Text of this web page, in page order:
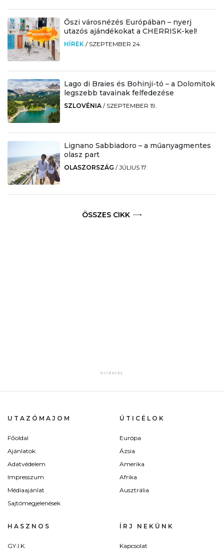
Őszi városnézés Európában – nyerj
utazós ajándékokat a CHERRISK-kel!
HÍREK / SZEPTEMBER 24.
Lago di Braies és Bohinji-tó – a Dolomitok
legszebb tavainak felfedezése
SZLOVÉNIA / SZEPTEMBER 19.
Lignano Sabbiadoro – a műanyagmentes
olasz part
OLASZORSZÁG /JÚLIUS 17.
ÖSSZES CIKK
UTAZÓMAJOM
Főoldal
Ajánlatok
Adatvédelem
Impresszum
Médiaajánlat
Sajtómegjelenések
ÚTICÉLOK
Európa
Ázsia
Amerika
Afrika
Ausztrália
HASZNOS
GY.I.K.
ÍRJ NEKÜNK
Kapcsolat